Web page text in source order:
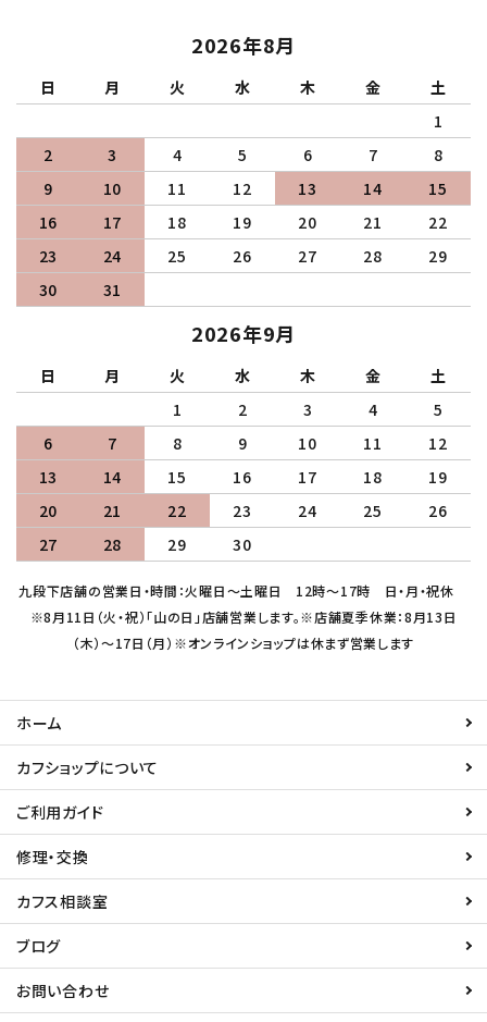
2026年8月
日 月 火 水 木 金
土
1
2
3 4 5 6 7
8
9
10 11 12 13 14
15
16
17 18 19 20 21
22
23
24 25 26 27 28
29
30
31
2026年9月
日 月 火 水 木 金
土
1
2 3 4
5
6
7 8 9 10 11
12
13
14 15 16 17 18
19
20
21 22 23 24 25
26
27
28 29 30
九段下店舗の営業日・時間：火曜日～土曜日 12時～17時 日・月・祝休
※8月11日（火・祝）「山の日」店舗営業します。※店舗夏季休業：8月13日
（木）～17日（月）※オンラインショップは休まず営業します
ホーム
カフショップについて
ご利用ガイド
修理・交換
カフス相談室
ブログ
お問い合わせ